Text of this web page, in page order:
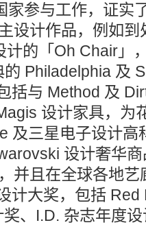
家参与工作，证实
设计作品，例如
计的「Oh Chair」
Philadelphia 及
括与 Method 及
设计家具，为
及三星电子设计高
设计奢华
并且在全球各地艺
计大奖，包括
、I.D. 杂志年度